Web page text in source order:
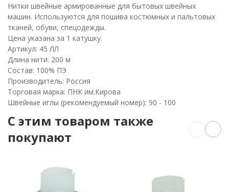
Нитки швейные армированные для бытовых швейных
машин. Используются для пошива костюмных и пальтовых
тканей, обуви, спецодежды.
Цена указана за 1 катушку.
Артикул: 45 ЛЛ
Длина нити: 200 м
Состав: 100% ПЭ
Производитель: Россия
Торговая марка: ПНК им.Кирова
Швейные иглы (рекомендуемый номер): 90 - 100
C этим товаром также
покупают